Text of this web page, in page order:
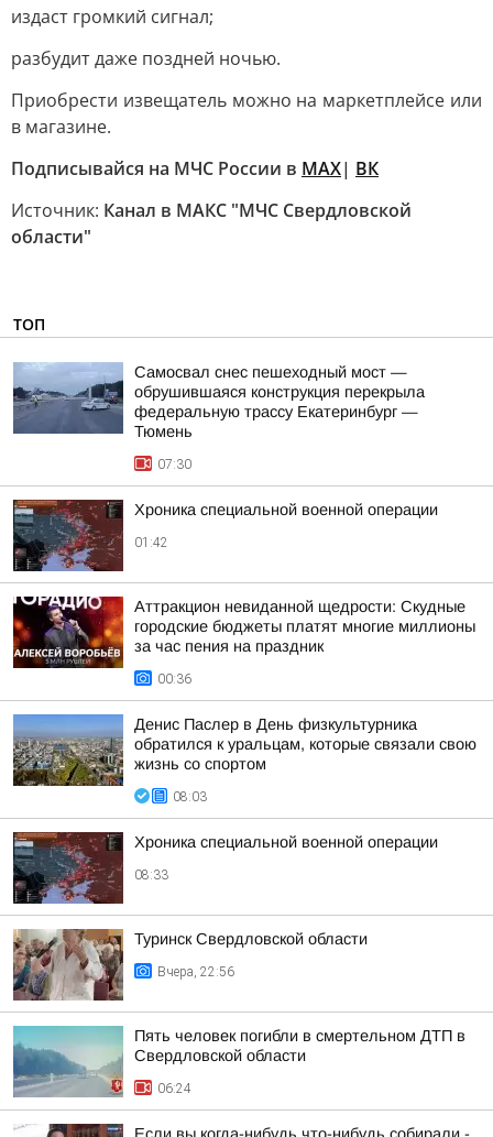
издаст громкий сигнал;
разбудит даже поздней ночью.
Приобрести извещатель можно на маркетплейсе или
в магазине.
Подписывайся на МЧС России в MAX| ВК
Источник: Канал в МАКС "МЧС Свердловской
области"
ТОП
Самосвал снес пешеходный мост —
обрушившаяся конструкция перекрыла
федеральную трассу Екатеринбург —
Тюмень
07:30
Хроника специальной военной операции
01:42
Аттракцион невиданной щедрости: Скудные
городские бюджеты платят многие миллионы
за час пения на праздник
00:36
Денис Паслер в День физкультурника
обратился к уральцам, которые связали свою
жизнь со спортом
08:03
Хроника специальной военной операции
08:33
Туринск Свердловской области
Вчера, 22:56
Пять человек погибли в смертельном ДТП в
Свердловской области
06:24